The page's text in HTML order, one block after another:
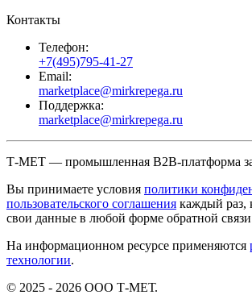
Контакты
Телефон:
+7(495)795-41-27
Email:
marketplace@mirkrepega.ru
Поддержка:
marketplace@mirkrepega.ru
Т-МЕТ — промышленная B2B-платформа
Вы принимаете условия политики
пользовательского соглашения каждый раз,
свои данные в любой форме обратной связи
На информационном ресурсе применяются
технологии.
© 2025 - 2026 ООО Т-МЕТ.